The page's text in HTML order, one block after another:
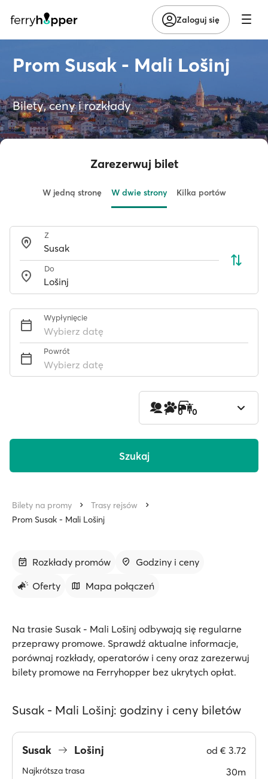
Zaloguj się
Prom Susak - Mali Lošinj
Bilety, ceny i rozkłady
Zarezerwuj bilet
W jedną stronę W dwie strony Kilka portów
Z
Do
Wypłynięcie
Wybierz datę
Powrót
Wybierz datę
1 0 0
Szukaj
Bilety na promy
Trasy rejsów
Prom Susak - Mali Lošinj
Rozkłady promów
Godziny i ceny
Oferty
Mapa połączeń
Na trasie Susak - Mali Lošinj odbywają się regularne
przeprawy promowe. Sprawdź aktualne informacje,
porównaj rozkłady, operatorów i ceny oraz zarezerwuj
bilety promowe na Ferryhopper bez ukrytych opłat.
Susak - Mali Lošinj: godziny i ceny biletów
Susak Lošinj od € 3.72
Najkrótsza trasa 30m